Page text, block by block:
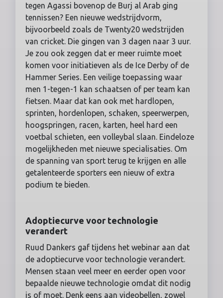
tegen Agassi bovenop de Burj al Arab ging
tennissen? Een nieuwe wedstrijdvorm,
bijvoorbeeld zoals de Twenty20 wedstrijden
van cricket. Die gingen van 3 dagen naar 3 uur.
Je zou ook zeggen dat er meer ruimte moet
komen voor initiatieven als de Ice Derby of de
Hammer Series. Een veilige toepassing waar
men 1-tegen-1 kan schaatsen of per team kan
fietsen. Maar dat kan ook met hardlopen,
sprinten, hordenlopen, schaken, speerwerpen,
hoogspringen, racen, karten, heel hard een
voetbal schieten, een volleybal slaan. Eindeloze
mogelijkheden met nieuwe specialisaties. Om
de spanning van sport terug te krijgen en alle
getalenteerde sporters een nieuw of extra
podium te bieden.
Adoptiecurve voor technologie
verandert
Ruud Dankers gaf tijdens het webinar aan dat
de adoptiecurve voor technologie verandert.
Mensen staan veel meer en eerder open voor
bepaalde nieuwe technologie omdat dit nodig
is of moet. Denk eens aan videobellen, zowel